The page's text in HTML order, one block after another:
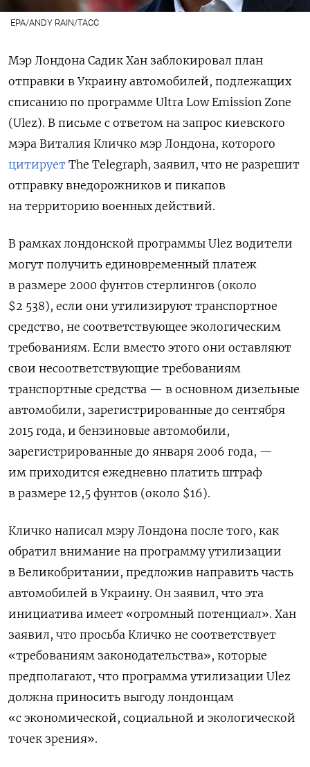
EPA/ANDY RAIN/TACC
Мэр Лондона Садик Хан заблокировал план
отправки в Украину автомобилей, подлежащих
списанию по программе Ultra Low Emission Zone
(Ulez). В письме с ответом на запрос киевского
мэра Виталия Кличко мэр Лондона, которого
цитирует The Telegraph, заявил, что не разрешит
отправку внедорожников и пикапов
на территорию военных действий.
В рамках лондонской программы Ulez водители
могут получить единовременный платеж
в размере 2000 фунтов стерлингов (около
$2 538), если они утилизируют транспортное
средство, не соответствующее экологическим
требованиям. Если вместо этого они оставляют
свои несоответствующие требованиям
транспортные средства — в основном дизельные
автомобили, зарегистрированные до сентября
2015 года, и бензиновые автомобили,
зарегистрированные до января 2006 года, —
им приходится ежедневно платить штраф
в размере 12,5 фунтов (около $16).
Кличко написал мэру Лондона после того, как
обратил внимание на программу утилизации
в Великобритании, предложив направить часть
автомобилей в Украину. Он заявил, что эта
инициатива имеет «огромный потенциал». Хан
заявил, что просьба Кличко не соответствует
«требованиям законодательства», которые
предполагают, что программа утилизации Ulez
должна приносить выгоду лондонцам
«с экономической, социальной и экологической
точек зрения».